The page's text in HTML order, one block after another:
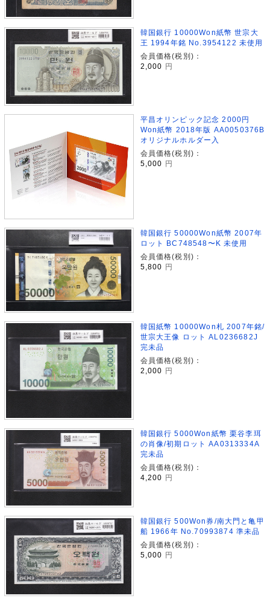
韓国銀行 10000Won紙幣 世宗大
王 1994年銘 No.3954122 未使用
会員価格(税別)：
2,000 円
平昌オリンピック記念 2000円
Won紙幣 2018年版 AA0050376B
オリジナルホルダー入
会員価格(税別)：
5,000
円
韓国銀行 50000Won紙幣 2007年
ロット BC748548〜K 未使用
会員価格(税別)：
5,800 円
韓国紙幣 10000Won札 2007年銘/
世宗大王像 ロット AL0236682J
完未品
会員価格(税別)：
2,000
円
韓国銀行 5000Won紙幣 栗谷李珥
の肖像/初期ロット AA0313334A
完未品
会員価格(税別)：
4,200 円
韓国銀行 500Won券/南大門と亀甲
船 1966年 No.70993874 準未品
会員価格(税別)：
5,000
円